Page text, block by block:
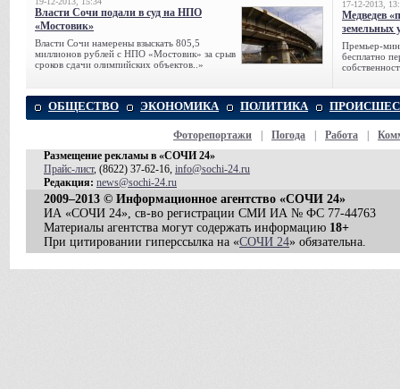
Власти Сочи подали в суд на НПО
«Мостовик»
Власти Сочи намерены взыскать 805,5
миллионов рублей с НПО «Мостовик» за срыв
сроков сдачи олимпийских объектов..»
17-12-2013,
Медведев
земельных
Премьер-
бесплатно
ОБЩЕСТВО ЭКОНОМИКА ПОЛИТИКА
Фоторепортажи Погода Работа
Размещение рекламы в «СОЧИ 24»
Прайс-лист, (8622) 37-62-16, info@sochi-24.ru
Редакция: news@sochi-24.ru
2009–2013 © Информационное агентство «СОЧИ 24»
ИА «СОЧИ 24», св-во регистрации СМИ ИА № ФС 77-44763
Материалы агентства могут содержать информацию 18+
При цитировании гиперссылка на «СОЧИ 24» обязательна.